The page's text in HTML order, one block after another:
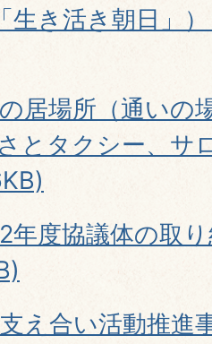
生き活き朝日」
居場所（通いの
とタクシー、サ
年度協議体の取
え合い活動推進